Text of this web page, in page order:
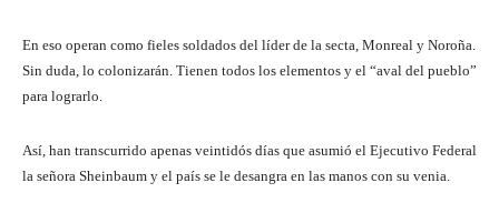
En eso operan como fieles soldados del líder de la secta, Monreal y Noroña.
Sin duda, lo colonizarán. Tienen todos los elementos y el “aval del pueblo”
para lograrlo.
Así, han transcurrido apenas veintidós días que asumió el Ejecutivo Federal
la señora Sheinbaum y el país se le desangra en las manos con su venia.